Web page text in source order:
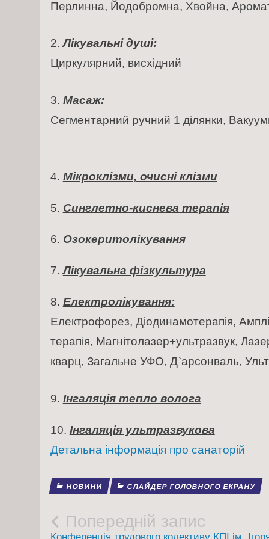
Перлинна, Йодобромна, Хвойна,
Лікувальні душі:
Циркулярний, висхідний
Масаж:
Сегментарний ручний 1 ділянки,
Мікроклізми, очисні клізми
Синглетно-киснева терапія
Озокеритолікування
Лікувальна фізкультура
Електролікування:
Електрофорез, Діодинамотерапія,
терапія, Магнітолазер+ультразвук,
кварц, Загальне УФО, Д`арсонваль,
Інгаляція тепло волога
Інгаляція ультразвукова
Детальна інформація про санаторій
НОВИНИ СЛАЙДЕР ГОЛОВНОГО ЕКРАНУ
Post
Попередній запис